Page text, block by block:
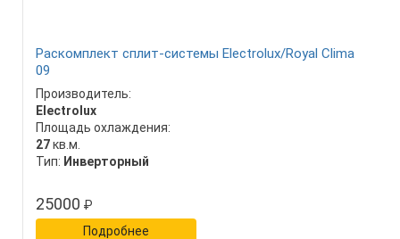
Раскомплект сплит-системы Electrolux/Royal Clima
09
Производитель:
Electrolux
Площадь охлаждения:
27кв.м.
Тип: Инверторный
25000 ₽
Подробнее